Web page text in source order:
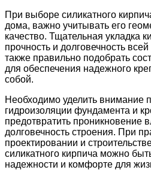
При выборе силикатного
дома, важно учитывать его
качество. Тщательная укладка
прочность и долговечность
также правильно подобрать
для обеспечения надежного
собой.
Необходимо уделить внимание
гидроизоляции фундамента и
предотвратить проникновение
долговечность строения. При
проектировании и
силикатного кирпича можно
надежности и комфорте для